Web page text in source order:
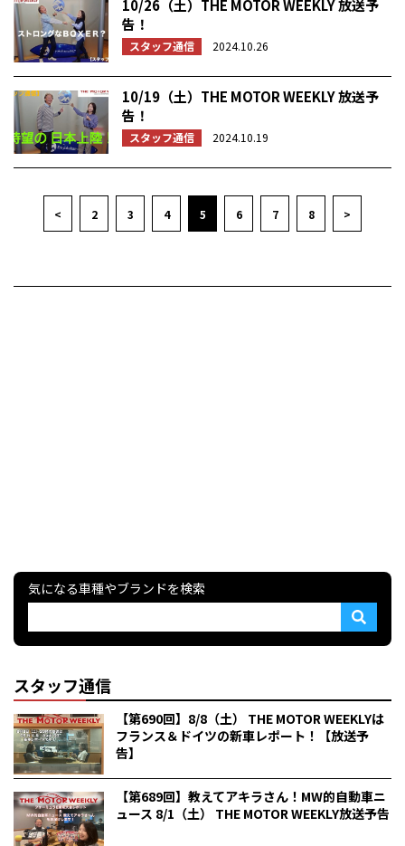
10/26（土）THE MOTOR WEEKLY 放送予
告！
スタッフ通信 2024.10.26
10/19（土）THE MOTOR WEEKLY 放送予
告！
スタッフ通信 2024.10.19
< 2 3 4 5 6 7 8 >
気になる車種やブランドを検索
スタッフ通信
【第690回】8/8（土） THE MOTOR WEEKLYは
フランス＆ドイツの新車レポート！【放送予
告】
【第689回】教えてアキラさん！MW的自動車ニ
ュース 8/1（土） THE MOTOR WEEKLY放送予告